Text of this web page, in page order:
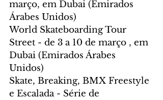
março, em Dubai (Emirados
Árabes Unidos)
World Skateboarding Tour
Street - de 3 a 10 de março , em
Dubai (Emirados Árabes
Unidos)
Skate, Breaking, BMX Freestyle
e Escalada - Série de